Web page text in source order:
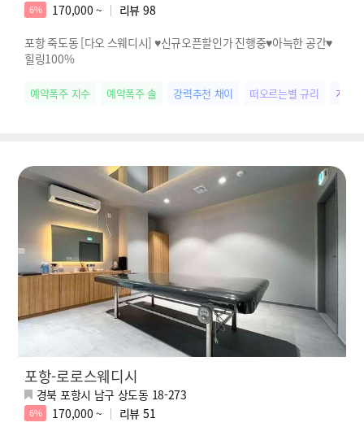
6% 170,000 ~ 리뷰 98
포항 죽도동 [다오 스웨디시] ♥신규오픈할인가 진행중♥아늑한 공간♥
힐링100%
예약폭주 지수 예약폭주 솔 강력추천 채이 떠오르는별 규리 개성
포항-로로스웨디시
경북 포항시 남구 상도동 18-273
6% 170,000 ~ 리뷰 51